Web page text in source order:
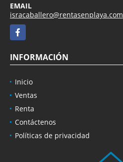
EMAIL
isracaballero@rentasenplaya.com
Facebook
INFORMACIÓN
Inicio
Ventas
Renta
Contáctenos
Políticas de privacidad